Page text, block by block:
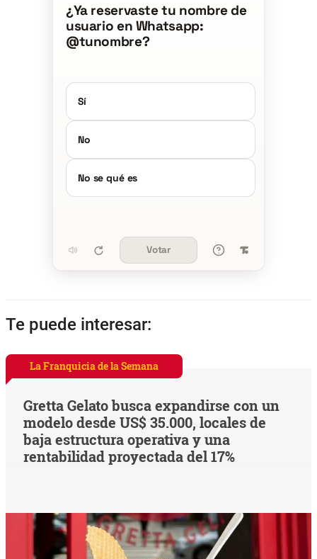
¿Ya reservaste tu nombre de
usuario en Whatsapp:
@tunombre?
Sí
No
No se qué es
Votar
Te puede interesar:
La Franquicia de la Semana
Gretta Gelato busca expandirse con un
modelo desde US$ 35.000, locales de
baja estructura operativa y una
rentabilidad proyectada del 17%